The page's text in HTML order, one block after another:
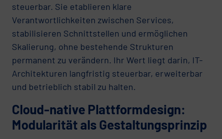
steuerbar. Sie etablieren klare
Verantwortlichkeiten zwischen Services,
stabilisieren Schnittstellen und ermöglichen
Skalierung, ohne bestehende Strukturen
permanent zu verändern. Ihr Wert liegt darin, IT-
Architekturen langfristig steuerbar, erweiterbar
und betrieblich stabil zu halten.
Cloud-native Plattformdesign:
Modularität als Gestaltungsprinzip